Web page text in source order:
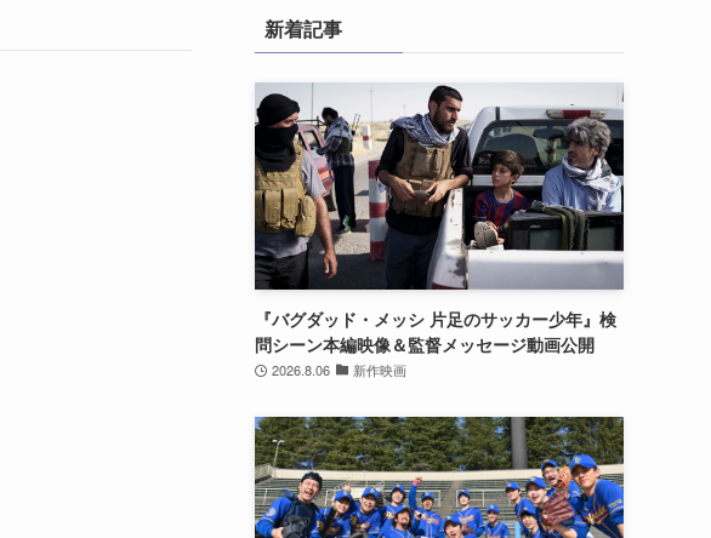
新着記事
『バグダッド・メッシ 片足のサッカー少年』検
問シーン本編映像＆監督メッセージ動画公開
2026.8.06 新作映画